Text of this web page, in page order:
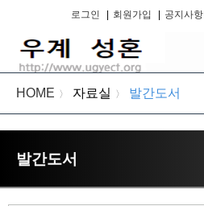
로그인 회원가입 공지사항
HOME 〉 자료실 〉 발간도서
발간도서